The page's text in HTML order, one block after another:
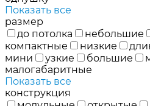
Показать все
размер
до потолка
небольшие
компактные
низкие
мини
узкие большие
малогабаритные
Показать все
конструкция